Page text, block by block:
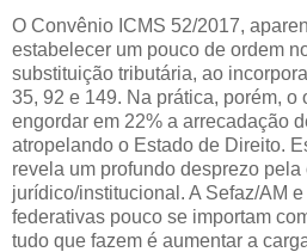
O Convênio ICMS 52/2017,
estabelecer um pouco de ordem
substituição tributária, ao
35, 92 e 149. Na prática, porém, o
engordar em 22% a arrecadação
atropelando o Estado de Direito.
revela um profundo desprezo pela
jurídico/institucional. A Sefaz/AM
federativas pouco se importam
tudo que fazem é aumentar a